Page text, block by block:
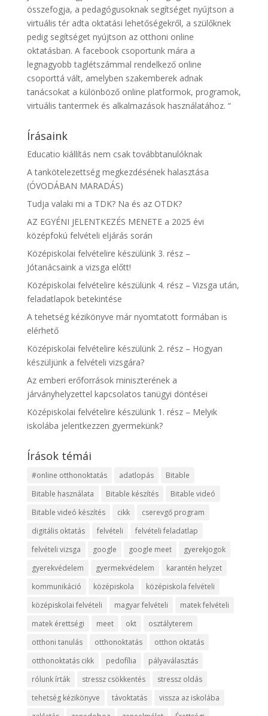
összefogja, a pedagógusoknak segítséget nyújtson a
virtuális tér adta oktatási lehetőségekről, a szülőknek
pedig segítséget nyújtson az otthoni online
oktatásban. A facebook csoportunk mára a
legnagyobb taglétszámmal rendelkező online
csoporttá vált, amelyben szakemberek adnak
tanácsokat a különböző online platformok, programok,
virtuális tantermek és alkalmazások használatához. “
Írásaink
Educatio kiállítás nem csak továbbtanulóknak
A tankötelezettség megkezdésének halasztása
(ÓVODÁBAN MARADÁS)
Tudja valaki mi a TDK? Na és az OTDK?
AZ EGYÉNI JELENTKEZÉS MENETE a 2025 évi
középfokú felvételi eljárás során
Középiskolai felvételire készülünk 3. rész –
Jótanácsaink a vizsga előtt!
Középiskolai felvételire készülünk 4. rész – Vizsga után,
feladatlapok betekintése
A tehetség kézikönyve már nyomtatott formában is
elérhető
Középiskolai felvételire készülünk 2. rész – Hogyan
készüljünk a felvételi vizsgára?
Az emberi erőforrások miniszterének a
járványhelyzettel kapcsolatos tanügyi döntései
Középiskolai felvételire készülünk 1. rész – Melyik
iskolába jelentkezzen gyermekünk?
Írások témái
#online otthonoktatás adatlopás
Bitable
Bitable használata
Bitable készítés
Bitable videó
Bitable videó készítés
cikk
cserevgő program
digitális oktatás
felvételi
felvételi feladatlap
felvételi vizsga
google google meet
gyerekjogok
gyerekvédelem
gyermekvédelem
karantén helyzet
kommunikáció
középiskola
középiskola felvételi
középiskolai felvételi
magyar felvételi
matek felvételi
matek érettségi
meet okt
osztályterem
otthoni tanulás
otthonoktatás
otthon oktatás
otthonoktatás cikk
pedofília
pályaválasztás
rólunk írták
stressz csökkentés
stressz oldás
tehetség kézikönyve
távoktatás
vissza az iskolába